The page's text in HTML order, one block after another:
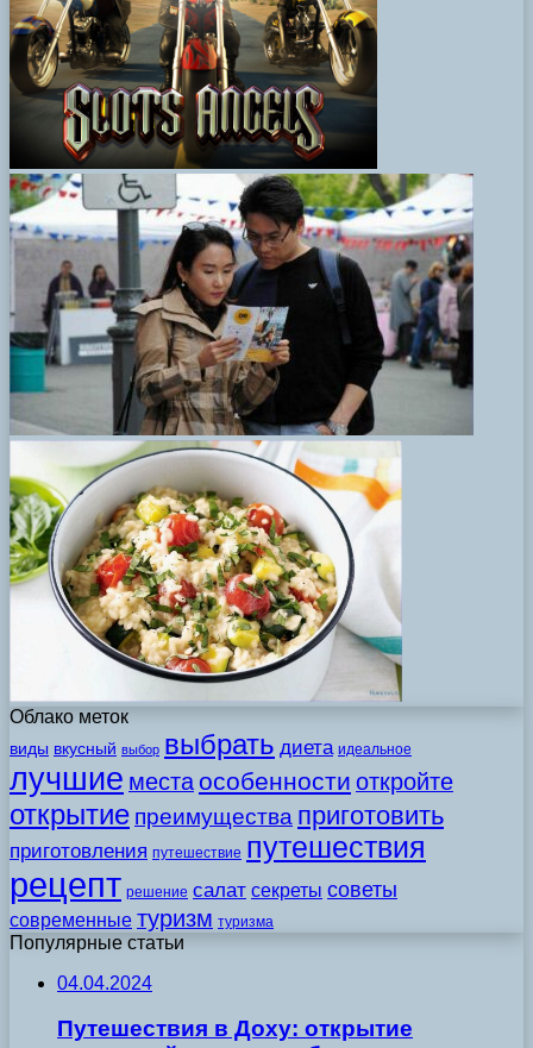
Облако меток
виды вкусный выбор выбрать диета идеальное
лучшие места особенности откройте
открытие преимущества приготовить
приготовления путешествие путешествия
рецепт решение салат секреты советы
современные туризм туризма
Популярные статьи
04.04.2024
Путешествия в Доху: открытие